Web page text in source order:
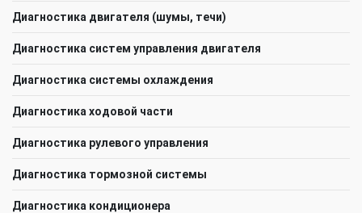
Диагностика двигателя (шумы, течи)
Диагностика систем управления двигателя
Диагностика системы охлаждения
Диагностика ходовой части
Диагностика рулевого управления
Диагностика тормозной системы
Диагностика кондиционера